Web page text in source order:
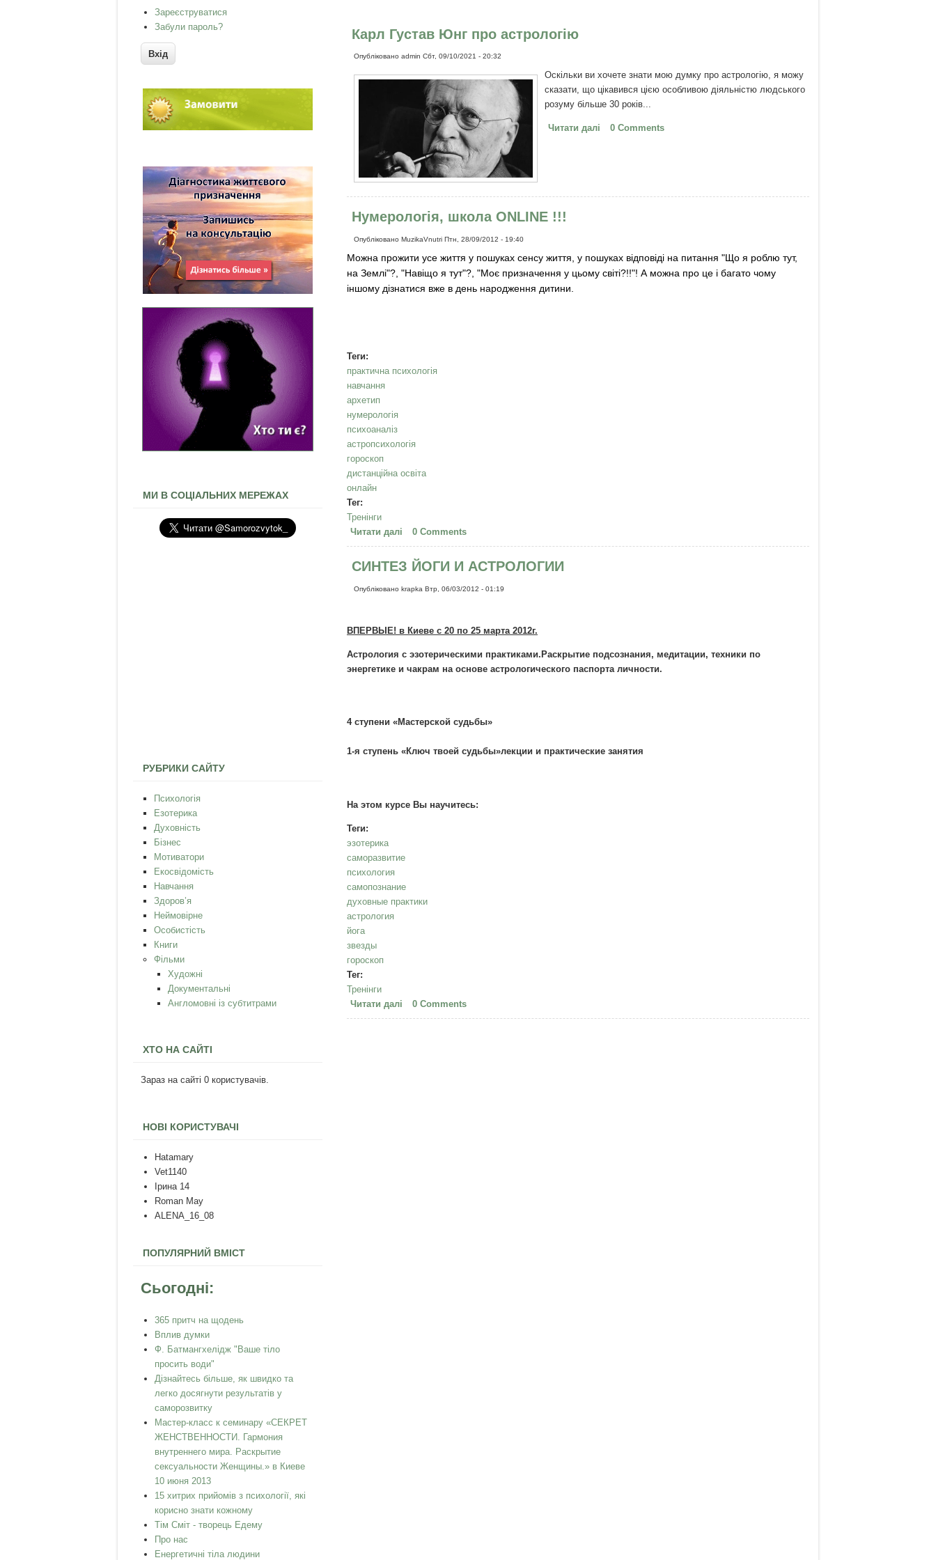
Карл Густав Юнг про астрологію
Опублікованоadmin Сбт, 09/10/2021 - 20:32
Оскільки ви хочете знати мою думку про астрологію, я можу
сказати, що цікавився цією особливою діяльністю людського
розуму більше 30 років...
Читати далі про Карл Густав Юнг про астрологію
0 Comments
Нумерологія, школа ONLINE !!!
ОпублікованоMuzikaVnutri Птн, 28/09/2012 - 19:40
Можна прожити усе життя у пошуках сенсу життя, у пошуках відповіді на питання "Що я роблю тут,
на Землі"?, "Навіщо я тут"?, "Моє призначення у цьому світі?!!"! А можна про це і багато чому
іншому дізнатися вже в день народження дитини.
Теги:
практична психологія
навчання
архетип
нумерологія
психоаналіз
астропсихологія
гороскоп
дистанційна освіта
онлайн
Тег:
Тренінги
Читати далі про Нумерологія, школа ONLINE !!!
0 Comments
СИНТЕЗ ЙОГИ И АСТРОЛОГИИ
Опублікованоkrapka Втр, 06/03/2012 - 01:19
ВПЕРВЫЕ! в Киеве с 20 по 25 марта 2012г.
Астрология с эзотерическими практиками. Раскрытие подсознания, медитации, техники по
энергетике и чакрам на основе астрологического паспорта личности.
4 ступени «Мастерской судьбы»
1-я ступень «Ключ твоей судьбы»лекции и практические занятия
На этом курсе Вы научитесь:
Теги:
эзотерика
саморазвитие
психология
самопознание
духовные практики
астрология
йога
звезды
гороскоп
Тег:
Тренінги
Читати далі про СИНТЕЗ ЙОГИ И АСТРОЛОГИИ
0 Comments
Зареєструватися
Забули пароль?
МИ В СОЦІАЛЬНИХ МЕРЕЖАХ
РУБРИКИ САЙТУ
Психологія
Езотерика
Духовність
Бізнес
Мотиватори
Екосвідомість
Навчання
Здоров’я
Неймовірне
Особистість
Книги
Фільми
Художні
Документальні
Англомовні із субтитрами
ХТО НА САЙТІ
Зараз на сайті 0 користувачів.
НОВІ КОРИСТУВАЧІ
Hatamary
Vet1140
Ірина 14
Roman May
ALENA_16_08
ПОПУЛЯРНИЙ ВМІСТ
Сьогодні:
365 притч на щодень
Вплив думки
Ф. Батмангхелідж "Ваше тіло
просить води"
Дізнайтесь більше, як швидко та
легко досягнути результатів у
саморозвитку
Мастер-класс к семинару «СЕКРЕТ
ЖЕНСТВЕННОСТИ. Гармония
внутреннего мира. Раскрытие
сексуальности Женщины.» в Киеве
10 июня 2013
15 хитрих прийомів з психології, які
корисно знати кожному
Тім Сміт - творець Едему
Про нас
Енергетичні тіла людини